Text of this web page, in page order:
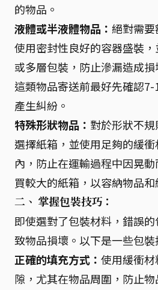
的物品。
液體或半液體物品： 絕對需
使用密封性良好的容器盛裝
或多層包裝，防止滲漏造成
這類物品寄送前最好先確認
產生糾紛。
特殊形狀物品： 對於形狀不
選擇紙箱，並使用足夠的緩
內，防止在運輸過程中因晃
買較大的紙箱，以容納物品和
二、 掌握包裝技巧：
即使選對了包裝材料，錯誤
致物品損壞。以下是一些包裝
正確的填充方式： 使用緩衝
隙，尤其在物品周圍，防止